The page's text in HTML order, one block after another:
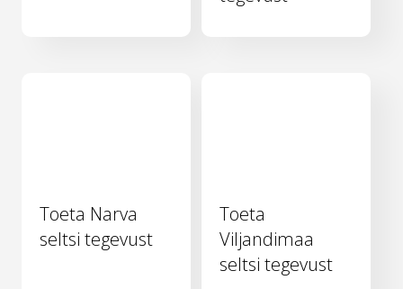
Toeta Narva
seltsi tegevust
Toeta
Viljandimaa
seltsi tegevust